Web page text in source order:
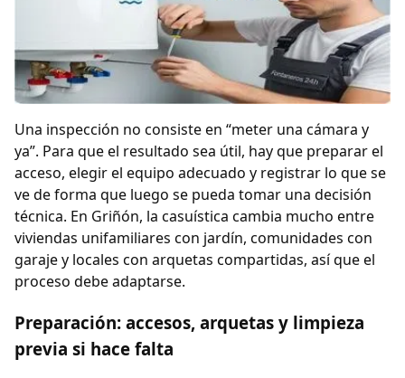
Una inspección no consiste en “meter una cámara y
ya”. Para que el resultado sea útil, hay que preparar el
acceso, elegir el equipo adecuado y registrar lo que se
ve de forma que luego se pueda tomar una decisión
técnica. En Griñón, la casuística cambia mucho entre
viviendas unifamiliares con jardín, comunidades con
garaje y locales con arquetas compartidas, así que el
proceso debe adaptarse.
Preparación: accesos, arquetas y limpieza
previa si hace falta